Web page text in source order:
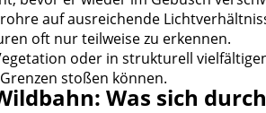
auf ausreichende
oft nur teilweise zu erkennen.
oder in strukturell
stoßen können.
Was sich